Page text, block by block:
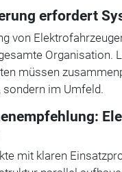
erfordert
von
Organisation.
müssen
sondern im Umfeld.
mit klaren